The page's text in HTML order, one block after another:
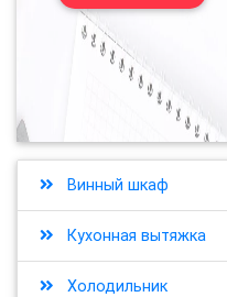
Винный шкаф
Кухонная вытяжка
Холодильник